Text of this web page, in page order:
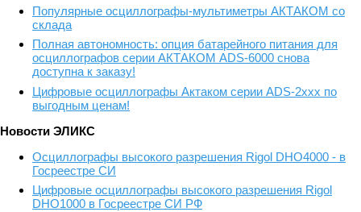
Популярные осциллографы-мультиметры АКТАКОМ со
склада
Полная автономность: опция батарейного питания для
осциллографов серии АКТАКОМ ADS-6000 снова
доступна к заказу!
Цифровые осциллографы Актаком серии ADS-2xxx по
выгодным ценам!
Новости ЭЛИКС
Осциллографы высокого разрешения Rigol DHO4000 - в
Госреестре СИ
Цифровые осциллографы высокого разрешения Rigol
DHO1000 в Госреестре СИ РФ